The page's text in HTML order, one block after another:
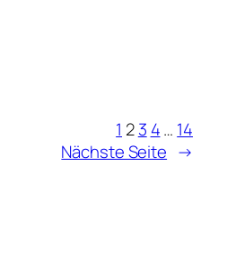
1 23 4… 14
Nächste Seite →